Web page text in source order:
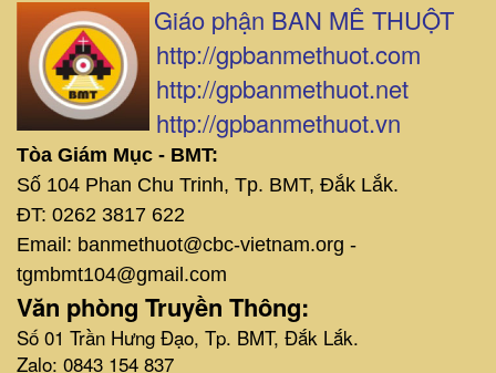
Giáo phận BAN MÊ THUỘT
http://gpbanmethuot.com
http://gpbanmethuot.net
http://gpbanmethuot.vn
Tòa Giám Mục - BMT:
Số 104 Phan Chu Trinh, Tp. BMT, Đắk Lắk.
ĐT: 0262 3817 622
Email: banmethuot@cbc-vietnam.org -
tgmbmt104@gmail.com
Văn phòng Truyền Thông:
Số 01 Trần Hưng Đạo, Tp. BMT, Đắk Lắk.
Zalo: 0843 154 837